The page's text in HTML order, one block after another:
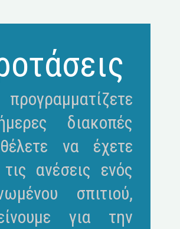
διακοπές
να έχετε
ανέσεις ενός
σπιτιού,
για την